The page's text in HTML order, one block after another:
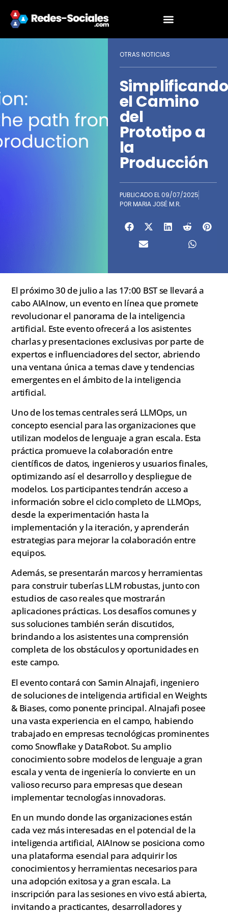
OTRAS NOTICIAS
el Camino
del
Prototipo a
la
Producción
PUBLICADO EL 09/07/2025
POR MARIA JOSÉ M.R.
El próximo 30 de julio a las 17:00 BST se llevará a
cabo AIAInow, un evento en línea que promete
revolucionar el panorama de la inteligencia
artificial. Este evento ofrecerá a los asistentes
charlas y presentaciones exclusivas por parte de
expertos e influenciadores del sector, abriendo
una ventana única a temas clave y tendencias
emergentes en el ámbito de la inteligencia
artificial.
Uno de los temas centrales será LLMOps, un
concepto esencial para las organizaciones que
utilizan modelos de lenguaje a gran escala. Esta
práctica promueve la colaboración entre
científicos de datos, ingenieros y usuarios finales,
optimizando así el desarrollo y despliegue de
modelos. Los participantes tendrán acceso a
información sobre el ciclo completo de LLMOps,
desde la experimentación hasta la
implementación y la iteración, y aprenderán
estrategias para mejorar la colaboración entre
equipos.
Además, se presentarán marcos y herramientas
para construir tuberías LLM robustas, junto con
estudios de caso reales que mostrarán
aplicaciones prácticas. Los desafíos comunes y
sus soluciones también serán discutidos,
brindando a los asistentes una comprensión
completa de los obstáculos y oportunidades en
este campo.
El evento contará con Samin Alnajafi, ingeniero
de soluciones de inteligencia artificial en Weights
& Biases, como ponente principal. Alnajafi posee
una vasta experiencia en el campo, habiendo
trabajado en empresas tecnológicas prominentes
como Snowflake y DataRobot. Su amplio
conocimiento sobre modelos de lenguaje a gran
escala y venta de ingeniería lo convierte en un
valioso recurso para empresas que desean
implementar tecnologías innovadoras.
En un mundo donde las organizaciones están
cada vez más interesadas en el potencial de la
inteligencia artificial, AIAInow se posiciona como
una plataforma esencial para adquirir los
conocimientos y herramientas necesarios para
una adopción exitosa y a gran escala. La
inscripción para las sesiones en vivo está abierta,
invitando a practicantes, desarrolladores y